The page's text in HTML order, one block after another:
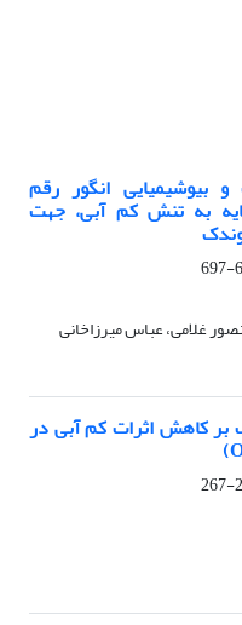
و بیوشیمیایی انگور رقم
به تنش کم آبی، جهت
غلامی، عباس میرزاخانی
بر کاهش اثرات کم آبی در